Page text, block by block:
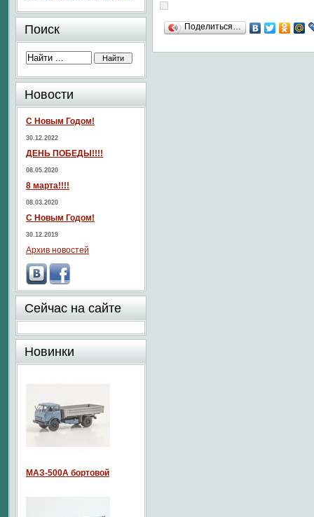
Поделиться…
Поиск
Новости
С Новым Годом!
30.12.2022
ДЕНЬ ПОБЕДЫ!!!!
08.05.2020
8 марта!!!!
08.03.2020
С Новым Годом!
30.12.2019
Архив новостей
Сейчас на сайте
Новинки
МАЗ-500А бортовой